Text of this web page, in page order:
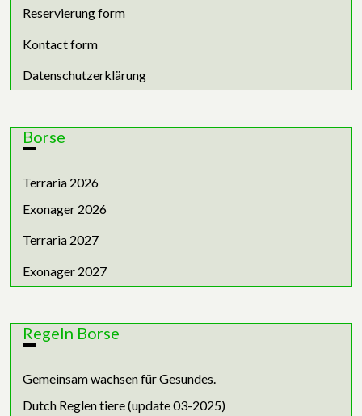
Reservierung form
Kontact form
Datenschutzerklärung
Borse
Terraria 2026
Exonager 2026
Terraria 2027
Exonager 2027
Regeln Borse
Gemeinsam wachsen für Gesundes.
Dutch Reglen tiere (update 03-2025)